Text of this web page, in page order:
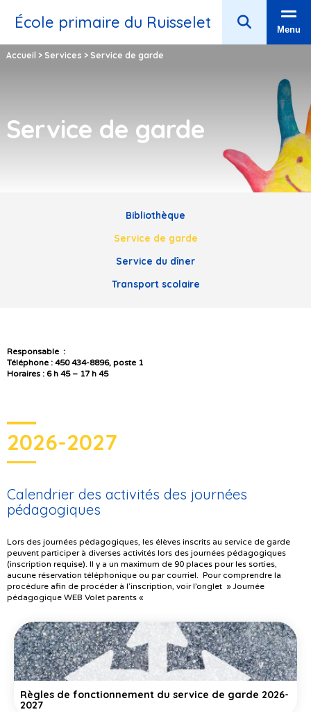
École primaire du Ruisselet Menu
Accueil > Services > Service de garde
Service de garde
Bibliothèque
Service de garde
Service du dîner
Transport scolaire
Responsable :
Téléphone : 450 434-8896, poste 1
Horaires : 6 h 45 – 17 h 45
2026-2027
Calendrier des activités des journées
pédagogiques
Lors des journées pédagogiques, les élèves inscrits au service de garde
peuvent participer à diverses activités lors des journées pédagogiques
(inscription requise). Il y a un maximum de 90 places pour les sorties,
aucune réservation téléphonique ou par courriel. Pour comprendre la
procédure afin de procéder à l’inscription, voir l’onglet » Journée
pédagogique WEB Volet parents «
Règles de fonctionnement du service de garde 2026-
2027